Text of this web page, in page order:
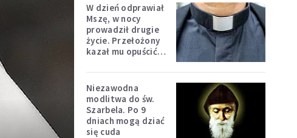
W dzień odprawiał
Mszę, w nocy
prowadził drugie
życie. Przełożony
kazał mu opuścić
Niezawodna
modlitwa do św.
Szarbela. Po 9
dniach mogą dziać
się cuda